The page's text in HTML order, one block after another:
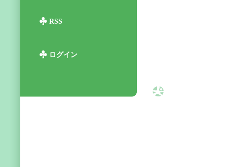
RSS
ログイン